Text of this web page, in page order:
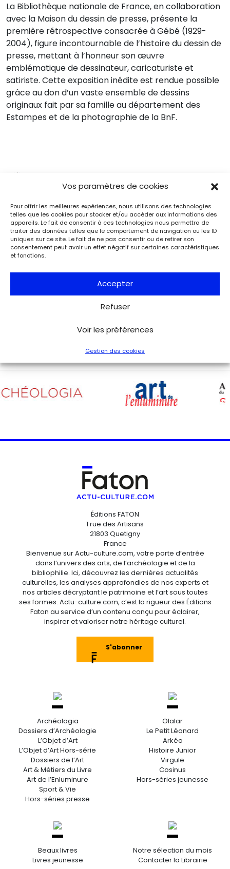
Vos paramètres de cookies
Pour offrir les meilleures expériences, nous utilisons des technologies
telles que les cookies pour stocker et/ou accéder aux informations des
appareils. Le fait de consentir à ces technologies nous permettra de
traiter des données telles que le comportement de navigation ou les ID
uniques sur ce site. Le fait de ne pas consentir ou de retirer son
consentement peut avoir un effet négatif sur certaines caractéristiques
et fonctions.
Accepter
Refuser
Voir les préférences
Gestion des cookies
La Bibliothèque nationale de France, en collaboration
avec la Maison du dessin de presse, présente la
première rétrospective consacrée à Gébé (1929-
2004), figure incontournable de l’histoire du dessin de
presse, mettant à l’honneur son œuvre
emblématique de dessinateur, caricaturiste et
satiriste. Cette exposition inédite est rendue possible
grâce au don d’un vaste ensemble de dessins
originaux fait par sa famille au département des
Estampes et de la photographie de la BnF.
Événements Charles de Gaulle raconte la Libération
de Paris. Lettre à son épouse
Paris
Musée de la Libération de Paris – musée du général
Leclerc – musée Jean Moulin
À l’occasion de l’anniversaire de la Libération de Paris, le
musée de la Libération de Paris – musée du général
Leclerc – musée Jean Moulin expose la lettre du 27 août
les événements de la Libération de Paris.
Voir tous les événements
Éditions FATON
1 rue des Artisans
21803 Quetigny
France
Bienvenue sur Actu-culture.com, votre porte d’entrée
dans l’univers des arts, de l’archéologie et de la
bibliophilie. Ici, découvrez les dernières actualités
culturelles, les analyses approfondies de nos experts et
nos articles décryptant le patrimoine et l’art sous toutes
ses formes. Actu-culture.com, c’est la rigueur des Éditions
Faton au service d’un contenu conçu pour éclairer,
inspirer et valoriser notre héritage culturel.
S'abonner
Archéologia
Dossiers d’Archéologie
L’Objet d’Art
L’Objet d’Art Hors-série
Dossiers de l’Art
Art & Métiers du Livre
Art de l’Enluminure
Sport & Vie
Hors-séries presse
Olalar
Le Petit Léonard
Arkéo
Histoire Junior
Virgule
Cosinus
Hors-séries jeunesse
Beaux livres
Livres jeunesse
Notre sélection du mois
Contacter la Librairie